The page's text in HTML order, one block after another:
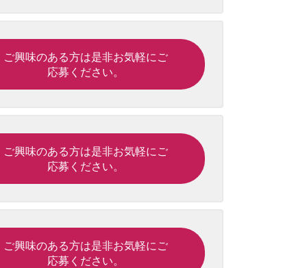
ご興味のある方は是非お気軽にご
応募ください。
ご興味のある方は是非お気軽にご
応募ください。
ご興味のある方は是非お気軽にご
応募ください。